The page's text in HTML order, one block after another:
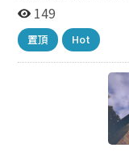
置，但曾幾何時，
色/彩色粉筆這種能
重、濃淡等白板筆
蹤跡...。 實際上，粉筆與黑板漆也與時俱進了：粉筆目前
做到幾乎無粉塵
健康與環保；黑
工清洗，氣味及
149
置頂 Hot